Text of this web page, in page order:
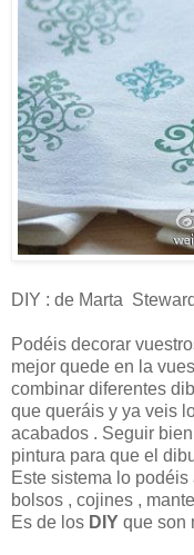
DIY : de Marta Steward
Podéis decorar
mejor quede en la
combinar diferentes
que queráis y ya veis
acabados . Seguir
pintura para que el
Este sistema lo
bolsos , cojines ,
Es de los DIY que son